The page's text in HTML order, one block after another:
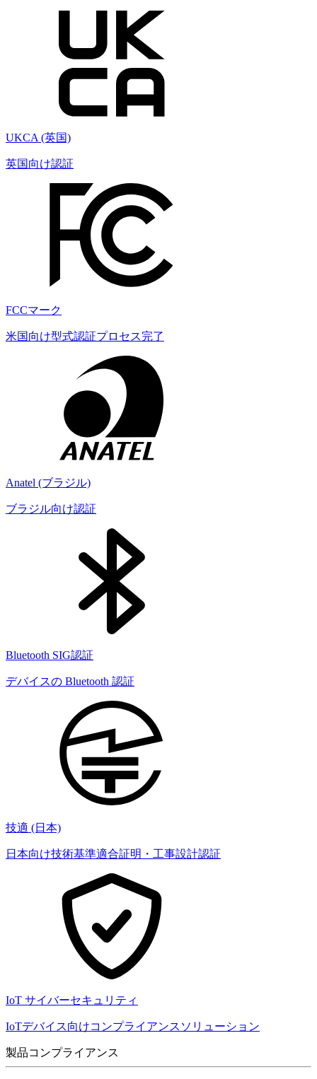
UKCA (英国)
英国向け認証
FCCマーク
米国向け型式認証プロセス完了
Anatel (ブラジル)
ブラジル向け認証
Bluetooth SIG認証
デバイスの Bluetooth 認証
技適 (日本)
日本向け技術基準適合証明・工事設計認証
IoT サイバーセキュリティ
IoTデバイス向けコンプライアンスソリューション
製品コンプライアンス